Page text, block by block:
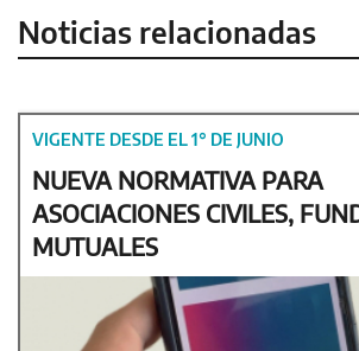
Noticias relacionadas
VIGENTE DESDE EL 1° DE JUNIO
NUEVA NORMATIVA PARA
ASOCIACIONES CIVILES,
MUTUALES